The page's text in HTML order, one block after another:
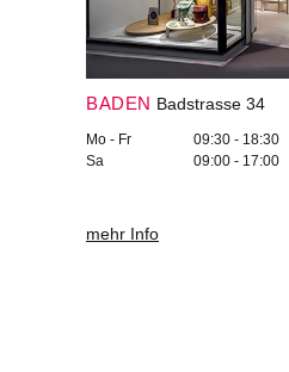
BADEN Badstrasse 34
Mo - Fr
09:30 - 18:30
Sa
09:00 - 17:00
mehr Info